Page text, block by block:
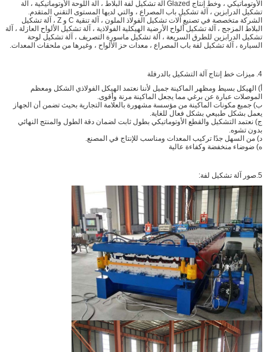
الأوتوماتيكي ، وخط إنتاج Glazed آلة تشكيل لفة البلاط ، آلة اللوحة الأوتوماتيكية ، آلة
تشكيل الدرابزين ، آلة تشكيل باب المصراع ، والتي لديها المستوى التقني المتقدم.
الشركة متخصصة في تصنيع آلات تشكيل الفولاذ الملون ، آلة تنقية C و Z ، آلة تشكيل
البلاط المزجج ، آلة تشكيل ألواح الأرضية الهيكلية الفولاذية ، آلة تشكيل الألواح العازلة ، آلة
تشكيل الدرابزين للطرق السريعة ، آلة تشكيل ماسورة التصريف ، آلة تشكيل لوحة
السيارة ، آلة تشكيل لفة باب المصراع ، معدات حز الألواح ، وغيرها من ملحقات المعدات.
4. ميزات خط إنتاج آلة التشكيل بالدرفلة
أ) الهيكل بسيط ومظهر الماكينة جميل لأننا نعتمد الهيكل الفولاذي الشكل ومعظم
الموصلات عبارة عن برغي مما يجعل الماكينة مرنة وأقوى.
ب) جميع مكونات الماكينة من مؤسسة مشهورة بالعلامة التجارية بحيث تضمن أن الجهاز
يعمل بشكل طبيعي بشكل فعال للغاية.
ج) نعتمد التشكيل والقطع الأوتوماتيكي بطول ثابت لضمان دقة الطول والمنتج النهائي
بدون تشوه.
د) من السهل جدًا تركيب المعدات ومناسب للإنتاج في المصنع.
ه) ضوضاء منخفضة وكفاءة عالية
5. صور آلة تشكيل لفة: